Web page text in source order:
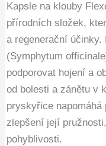
Kapsle na klouby
přírodních složek,
a regenerační
(Symphytum
podporovat hojení a
od bolesti a zánětu v
pryskyřice
zlepšení její
pohyblivosti.